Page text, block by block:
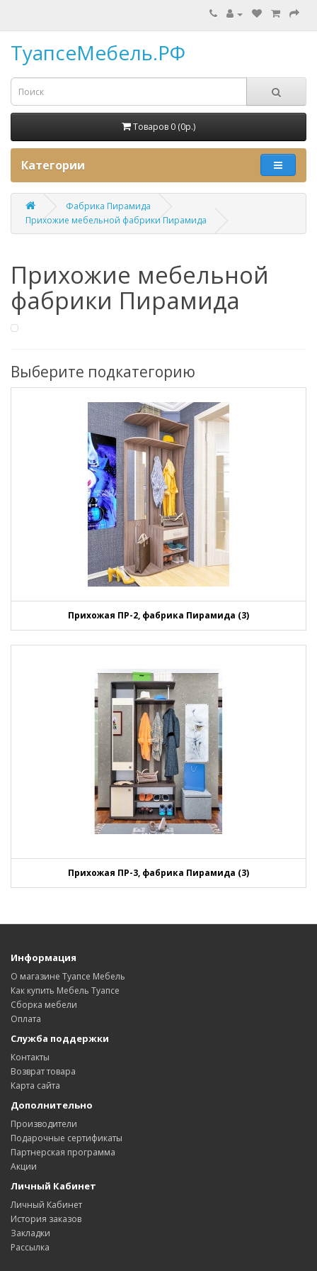
ТуапсеМебель.РФ
Товаров 0 (0p.)
Категории
Фабрика Пирамида
Прихожие мебельной фабрики Пирамида
Прихожие мебельной
фабрики Пирамида
Выберите подкатегорию
Прихожая ПР-2, фабрика Пирамида (3)
Прихожая ПР-3, фабрика Пирамида (3)
Информация
О магазине Туапсе Мебель
Как купить Мебель Туапсе
Сборка мебели
Оплата
Служба поддержки
Контакты
Возврат товара
Карта сайта
Дополнительно
Производители
Подарочные сертификаты
Партнерская программа
Акции
Личный Кабинет
Личный Кабинет
История заказов
Закладки
Рассылка